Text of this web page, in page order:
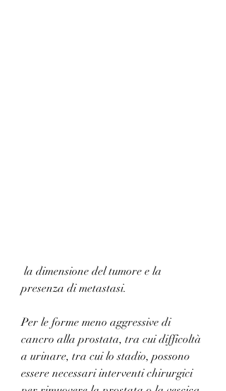
presenza di metastasi.
Per le forme meno aggressive di
cancro alla prostata, tra cui difficoltà
a urinare, tra cui lo stadio, possono
essere necessari interventi chirurgici